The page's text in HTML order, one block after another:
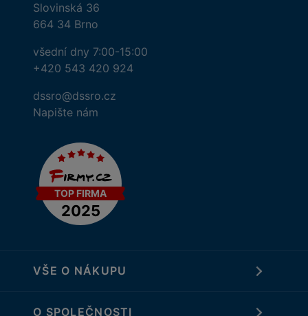
Slovinská 36
664 34 Brno
všední dny 7:00-15:00
+420 543 420 924
dssro@dssro.cz
Napište nám
VŠE O NÁKUPU
O SPOLEČNOSTI